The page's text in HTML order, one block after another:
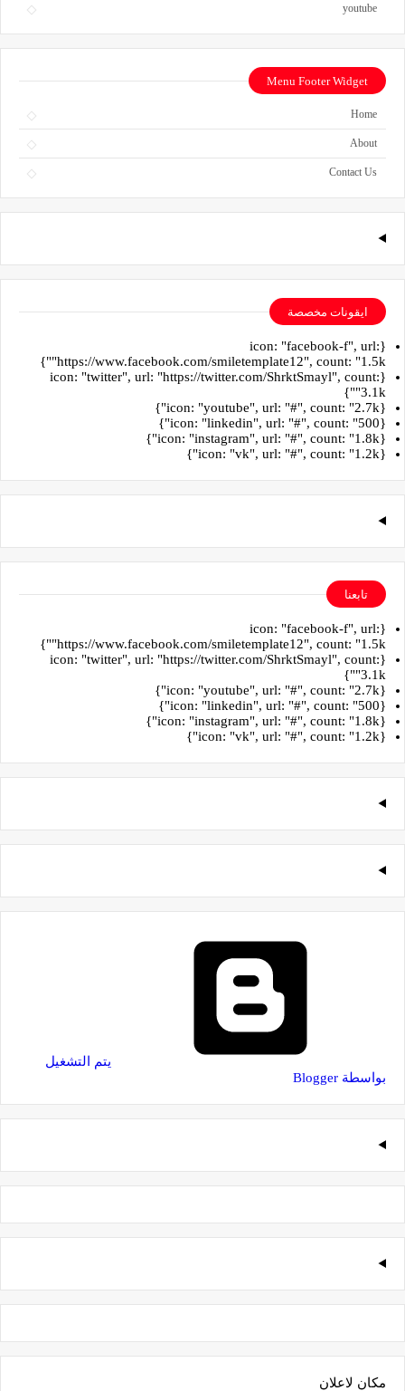
youtube
Menu Footer Widget
Home
About
Contact Us
ايقونات مخصصة
{icon: "facebook-f", url:
"https://www.facebook.com/smiletemplate12", count: "1.5k"}
{icon: "twitter", url: "https://twitter.com/ShrktSmayl", count:
"3.1k"}
{icon: "youtube", url: "#", count: "2.7k"}
{icon: "linkedin", url: "#", count: "500"}
{icon: "instagram", url: "#", count: "1.8k"}
{icon: "vk", url: "#", count: "1.2k"}
تابعنا
{icon: "facebook-f", url:
"https://www.facebook.com/smiletemplate12", count: "1.5k"}
{icon: "twitter", url: "https://twitter.com/ShrktSmayl", count:
"3.1k"}
{icon: "youtube", url: "#", count: "2.7k"}
{icon: "linkedin", url: "#", count: "500"}
{icon: "instagram", url: "#", count: "1.8k"}
{icon: "vk", url: "#", count: "1.2k"}
‏يتم التشغيل
بواسطة Blogger
مكان لاعلان